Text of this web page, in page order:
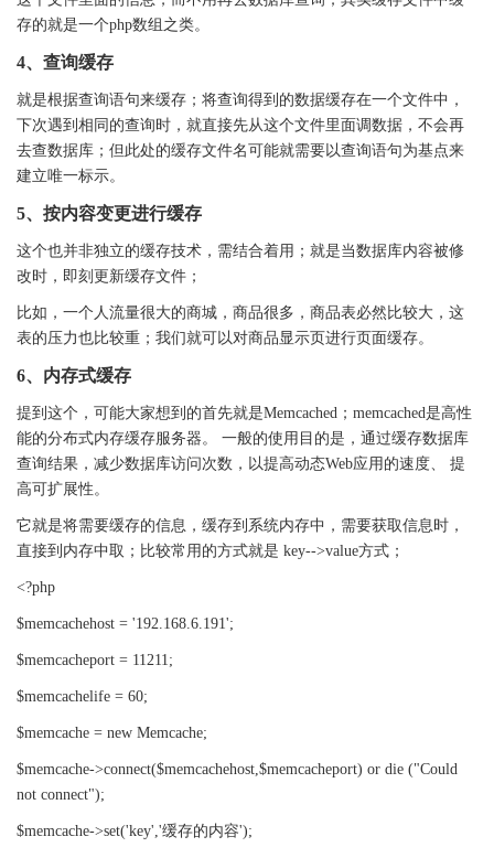
存的就是一个php数组之类。
4、查询缓存
就是根据查询语句来缓存；将查询得到的数据缓存在一个文件中，
下次遇到相同的查询时，就直接先从这个文件里面调数据，不会再
去查数据库；但此处的缓存文件名可能就需要以查询语句为基点来
建立唯一标示。
5、按内容变更进行缓存
这个也并非独立的缓存技术，需结合着用；就是当数据库内容被修
改时，即刻更新缓存文件；
比如，一个人流量很大的商城，商品很多，商品表必然比较大，这
表的压力也比较重；我们就可以对商品显示页进行页面缓存。
6、内存式缓存
提到这个，可能大家想到的首先就是Memcached ； memcached是高性
能的分布式内存缓存服务器。 一般的使用目的是，通过缓存数据库
查询结果，减少数据库访问次数，以提高动态Web应用的速度、 提
高可扩展性。
它就是将需要缓存的信息，缓存到系统内存中，需要获取信息时，
直接到内存中取；比较常用的方式就是 key-->value方式；
<?php
$memcachehost = '192.168.6.191';
$memcacheport = 11211;
$memcachelife = 60;
$memcache = new Memcache;
$memcache->connect($memcachehost,$memcacheport) or die ("Could
not connect");
$memcache->set('key','缓存的内容');